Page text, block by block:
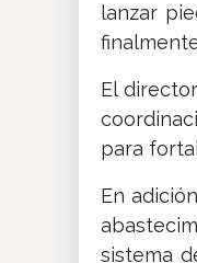
lanzar
El
para
En
sistema